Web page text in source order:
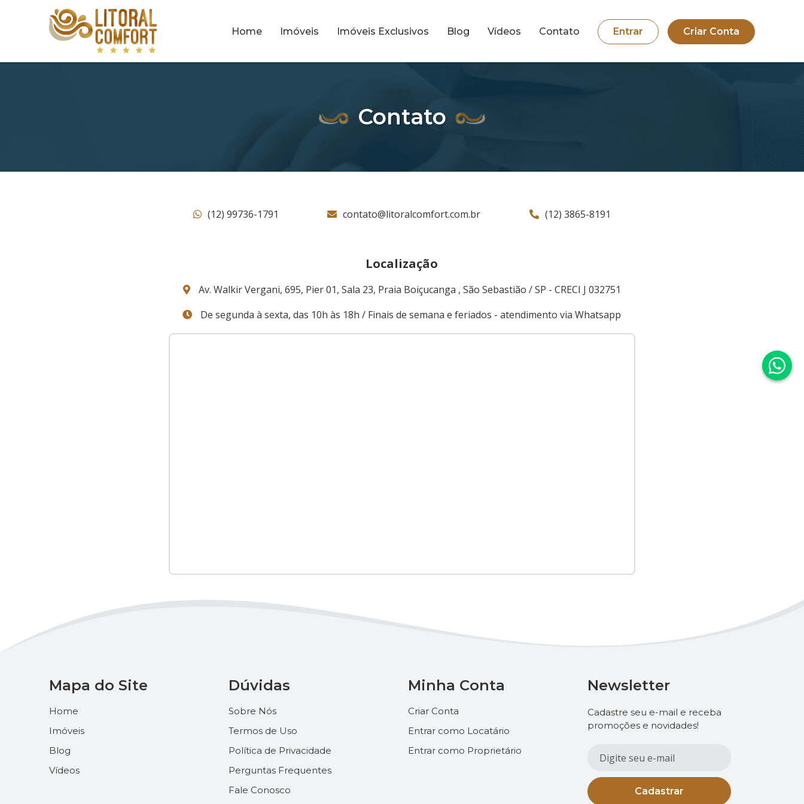
Home Imóveis Imóveis Exclusivos Blog Vídeos Contato Entrar Criar Conta
Contato
(12) 99736-1791 contato@litoralcomfort.com.br (12) 3865-8191
Localização
Av. Walkir Vergani, 695, Pier 01, Sala 23, Praia Boiçucanga , São Sebastião / SP - CRECI J 032751
De segunda à sexta, das 10h às 18h / Finais de semana e feriados - atendimento via Whatsapp
Mapa do Site
Home
Imóveis
Blog
Vídeos
Dúvidas
Sobre Nós
Termos de Uso
Política de Privacidade
Perguntas Frequentes
Fale Conosco
Minha Conta
Criar Conta
Entrar como Locatário
Entrar como Proprietário
Newsletter
Cadastre seu e-mail e receba
promoções e novidades!
Cadastrar